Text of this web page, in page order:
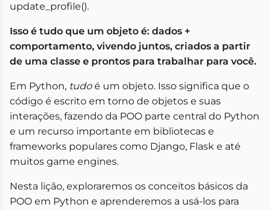
update_profile().
Isso é tudo que um objeto é: dados +
comportamento, vivendo juntos, criados a partir
de uma classe e prontos para trabalhar para você.
Em Python, tudoé um objeto. Isso significa que o
código é escrito em torno de objetos e suas
interações, fazendo da POO parte central do Python
e um recurso importante em bibliotecas e
frameworks populares como Django, Flask e até
muitos game engines.
Nesta lição, exploraremos os conceitos básicos da
POO em Python e aprenderemos a usá-los para